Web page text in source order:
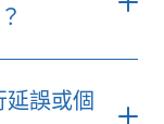
誤或個